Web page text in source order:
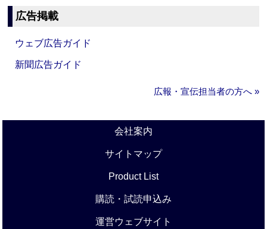
広告掲載
ウェブ広告ガイド
新聞広告ガイド
広報・宣伝担当者の方へ »
会社案内
サイトマップ
Product List
購読・試読申込み
運営ウェブサイト